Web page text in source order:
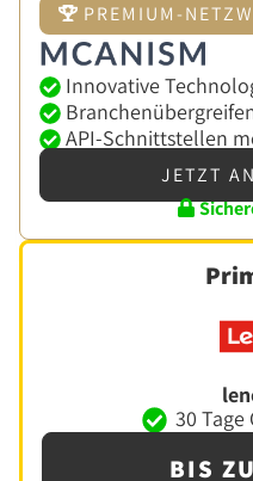
PREMIUM-
Innovative
API-Schnittstellen
JETZT
30 Tage
BIS